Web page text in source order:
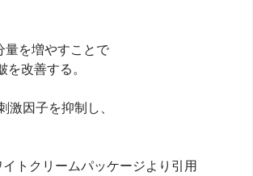
量を増やすことで
改善する。
因子を抑制し、
トクリームパッケージより引用